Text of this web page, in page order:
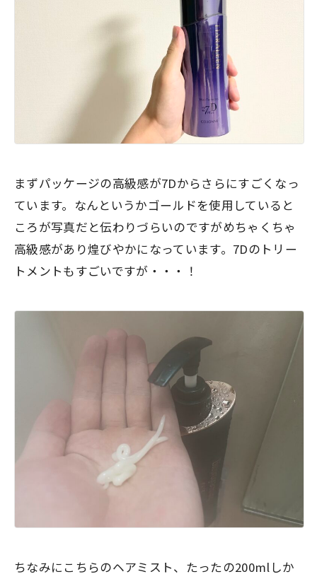
まずパッケージの高級感が7Dからさらにすごくなっ
ています。 なんというかゴールドを使用していると
ころが写真だと伝わりづらいのですがめちゃくちゃ
高級感があり煌びやかになっています。7Dのトリー
トメントもすごいですが・・・！
ちなみにこちらのヘアミスト、 たったの200mlしか